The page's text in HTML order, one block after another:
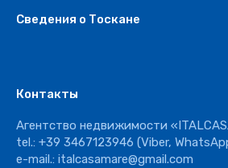
Сведения о Тоскане
Контакты
Агентство недвижимости
tel.: +39 3467123946 (Viber,
e-mail.: italcasamare@gmail.com